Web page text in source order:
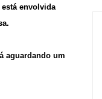
envolvida
aguardando um